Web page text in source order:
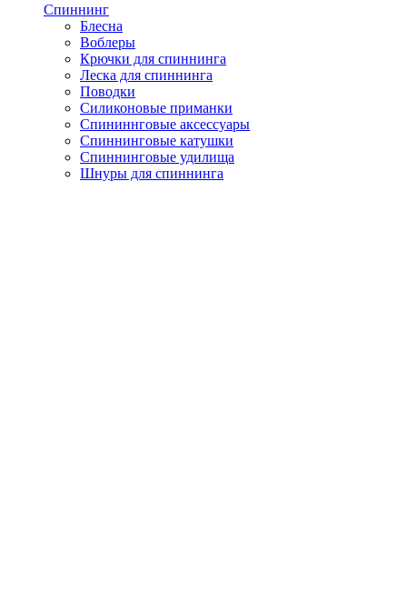
Спиннинг
Блесна
Воблеры
Крючки для спиннинга
Леска для спиннинга
Поводки
Силиконовые приманки
Спининнговые аксессуары
Спиннинговые катушки
Спиннинговые удилища
Шнуры для спиннинга